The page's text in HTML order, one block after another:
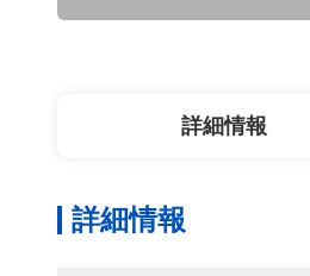
詳細情報
詳細情報